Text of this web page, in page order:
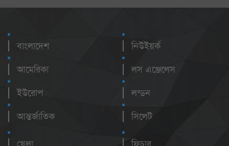
বাংলাদেশ
আমেরিকা
ইউরোপ
আন্তর্জাতিক
নিউইয়র্ক
লস এঞ্জেলেস
লন্ডন
সিলেট